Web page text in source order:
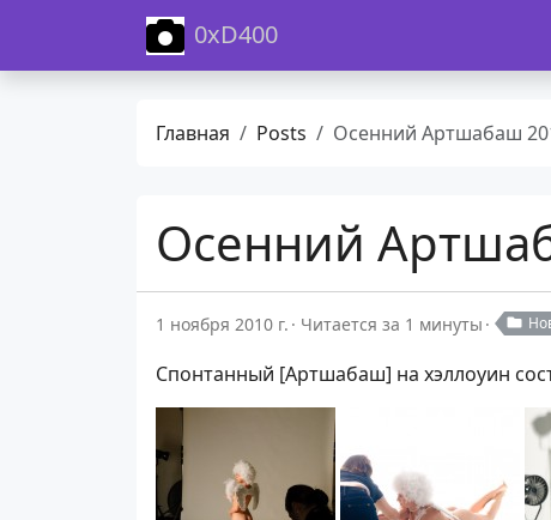
0xD400
Главная Posts Осенний Артшабаш 2010 —
Осенний
1 ноября 2010 г. Читается за 1 минуты
Спонтанный [Артшабаш] на хэллоуин